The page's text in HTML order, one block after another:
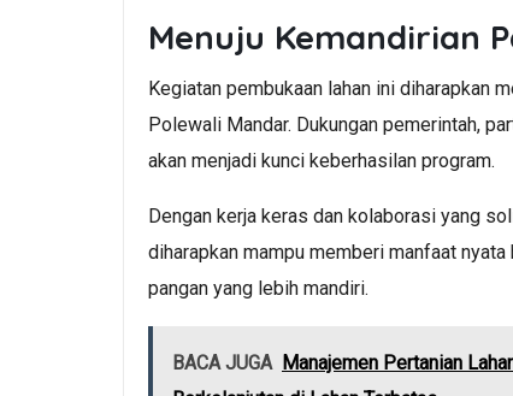
Menuju Kemandirian
Kegiatan pembukaan lahan ini diharapkan
Polewali Mandar. Dukungan pemerintah,
akan menjadi kunci keberhasilan program.
Dengan kerja keras dan kolaborasi yang
diharapkan mampu memberi manfaat
pangan yang lebih mandiri.
BACA JUGA Manajemen Pertanian